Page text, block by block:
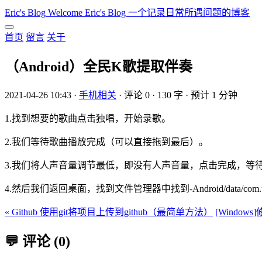
Eric's Blog Welcome Eric's Blog 一个记录日常所遇问题的博客
首页 留言 关于
（Android）全民K歌提取伴奏
2021-04-26 10:43 · 手机相关 · 评论 0 · 130 字 · 预计 1 分钟
1.找到想要的歌曲点击独唱，开始录歌。
2.我们等待歌曲播放完成（可以直接拖到最后）。
3.我们将人声音量调节最低，即没有人声音量，点击完成，等
4.然后我们返回桌面，找到文件管理器中找到-Android/data/
« Github 使用git将项目上传到github（最简单方法） [Windows]
💬 评论 (0)